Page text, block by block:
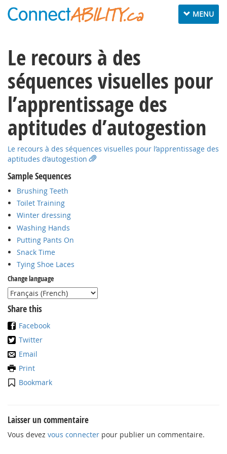
Toggle
navigation
MENU
Le recours à des
séquences visuelles pour
l’apprentissage des
aptitudes d’autogestion
Le recours à des séquences visuelles pour l’apprentissage des
aptitudes d’autogestion
Sample Sequences
Brushing Teeth
Toilet Training
Winter dressing
Washing Hands
Putting Pants On
Snack Time
Tying Shoe Laces
Change language
Share this
Facebook
Twitter
Email
Print
Bookmark
Laisser un commentaire
Vous devez vous connecter pour publier un commentaire.